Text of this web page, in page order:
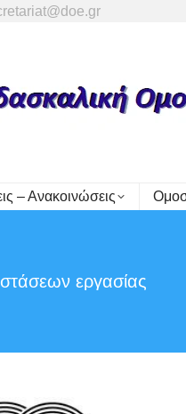
– Ανακοινώσεις
εργασίας